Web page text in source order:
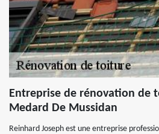
Entreprise de rénovation de
Medard De Mussidan
Reinhard Joseph est une entreprise